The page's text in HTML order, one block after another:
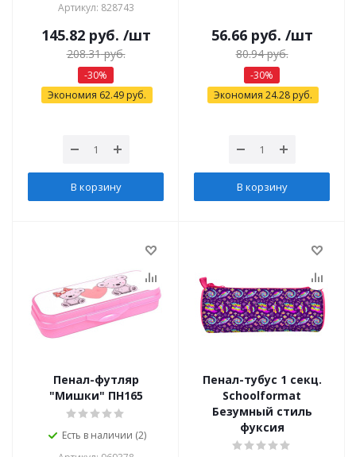
Артикул: 828743
145.82руб. /шт
208.31руб.
-30%
Экономия 62.49 руб.
В корзину
56.66руб. /шт
80.94руб.
-30%
Экономия 24.28 руб.
В корзину
Пенал-футляр
"Мишки" ПН165
Есть в наличии (2)
Пенал-тубус 1 секц.
Schoolformat
Безумный стиль
фуксия